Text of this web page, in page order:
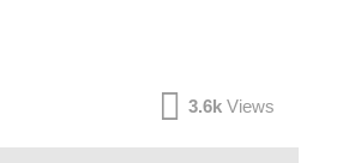
3.6k Views